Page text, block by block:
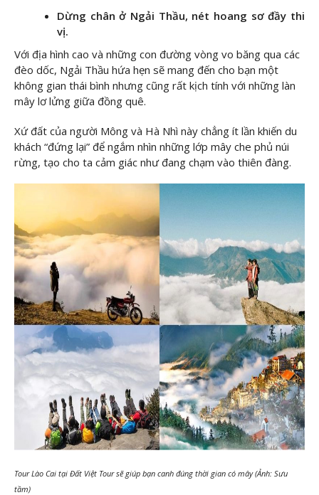
Dừng chân ở Ngải Thầu, nét hoang sơ đầy thi
vị.
Với địa hình cao và những con đường vòng vo băng qua các
đèo dốc, Ngải Thầu hứa hẹn sẽ mang đến cho bạn một
không gian thái bình nhưng cũng rất kịch tính với những làn
mây lơ lửng giữa đồng quê.
Xứ đất của người Mông và Hà Nhì này chẳng ít lần khiến du
khách “đứng lại” để ngắm nhìn những lớp mây che phủ núi
rừng, tạo cho ta cảm giác như đang chạm vào thiên đàng.
Tour Lào Cai tại Đất Việt Tour sẽ giúp bạn canh đúng thời gian có mây (Ảnh: Sưu
tầm)